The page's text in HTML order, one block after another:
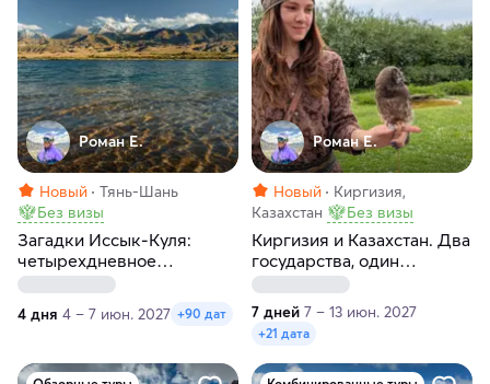
Роман Е.
Новый
Тянь-Шань
Без визы
Загадки Иссык-Куля:
четырехдневное
приключение в Киргизии
4 дня 4 – 7 июн. 2027 +90 дат
Роман Е.
Новый
Киргизия,
Казахстан
Без визы
Киргизия и Казахстан. Два
государства, один
маршрут, максимум
впечатлений
7 дней 7 – 13 июн. 2027
+21 дата